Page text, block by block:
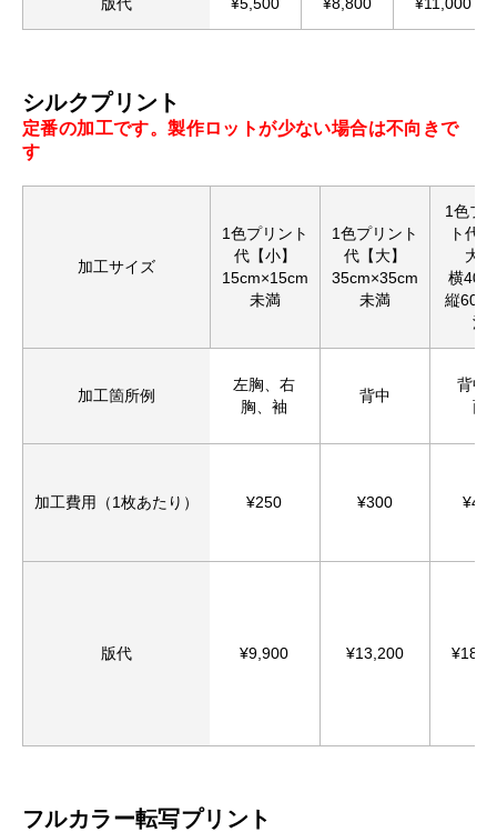
シルクプリント
定番の加工です。製作ロットが少ない場合は不向きで
す
加工サイズ
1色プリント
代【小】
15cm×15cm
未満
1色プリント
代【大】
35cm×35cm
未満
1色プ
ト代
大】
横
縦
満
加工箇所例
左胸、右
胸、袖
背中
背中
面
加工費用（1枚あたり） ¥250 ¥300 ¥400
版代 ¥9,900 ¥13,200
フルカラー転写プリント